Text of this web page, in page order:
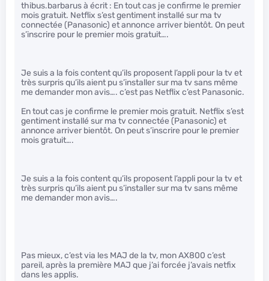
thibus.barbarus à écrit : En tout cas je confirme le premier
mois gratuit. Netflix s’est gentiment installé sur ma tv
connectée (Panasonic) et annonce arriver bientôt. On peut
s’inscrire pour le premier mois gratuit….
Je suis a la fois content qu’ils proposent l’appli pour la tv et
très surpris qu’ils aient pu s’installer sur ma tv sans même
me demander mon avis…. c’est pas Netflix c’est Panasonic.
En tout cas je confirme le premier mois gratuit. Netflix s’est
gentiment installé sur ma tv connectée (Panasonic) et
annonce arriver bientôt. On peut s’inscrire pour le premier
mois gratuit….
Je suis a la fois content qu’ils proposent l’appli pour la tv et
très surpris qu’ils aient pu s’installer sur ma tv sans même
me demander mon avis….
Pas mieux, c’est via les MAJ de la tv, mon AX800 c’est
pareil, après la première MAJ que j’ai forcée j’avais netfix
dans les applis.